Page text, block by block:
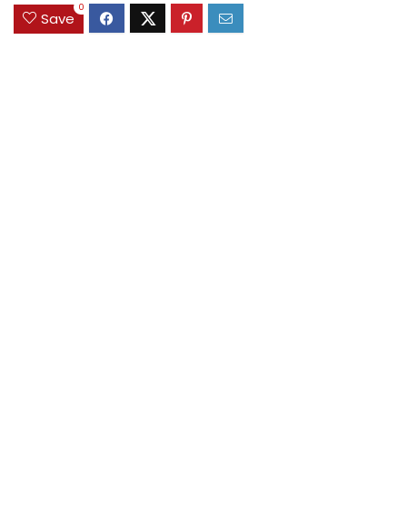
Save
0